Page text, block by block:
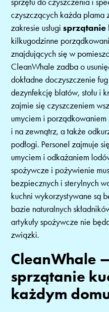
czyszczących każda plama
zakresie usługisprzątanie
kilkugodzinne
znajdujących się w
CleanWhale zadba o
dokładne doczyszczenie
dezynfekcję blatów, stołu i
zajmie się czyszczeniem
umyciem i
i na zewnątrz, a także
podłogi. Personel zajmuje
umyciem i odkażaniem
spożywcze i pożywienie
bezpiecznych i sterylnych
kuchni wykorzystywane są
bazie naturalnych
artykuły spożywcze nie
związki.
CleanWhale
sprzątanie
każdym